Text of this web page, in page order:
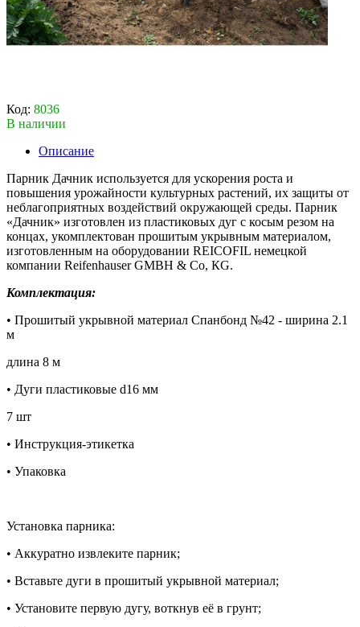
Код: 8036
В наличии
Описание
Парник Дачник используется для ускорения роста и
повышения урожайности культурных растений, их защиты от
неблагоприятных воздействий окружающей среды. Парник
«Дачник» изготовлен из пластиковых дуг с косым резом на
концах, укомплектован прошитым укрывным материалом,
изготовленным на оборудовании REICOFIL немецкой
компании Reifenhauser GMBH & Со, КG.
Комплектация:
• Прошитый укрывной материал Спанбонд №42 - ширина 2.1
м
длина 8 м
• Дуги пластиковые d16 мм
7 шт
• Инструкция-этикетка
• Упаковка
Установка парника:
• Аккуратно извлеките парник;
• Вставьте дуги в прошитый укрывной материал;
• Установите первую дугу, воткнув её в грунт;